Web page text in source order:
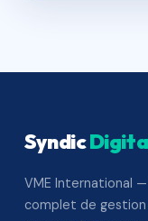
Syndic
VME International
complet de